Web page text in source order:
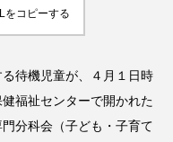
をコピーする
待機児童が、４月１日時
福祉センターで開かれた
分科会（子ども・子育て